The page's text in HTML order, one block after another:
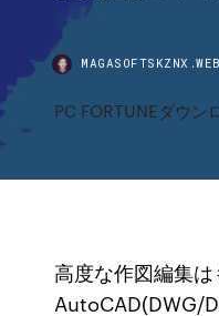
PC FORTUNEダウン
高度な作図編集は
AutoCAD(DWG/